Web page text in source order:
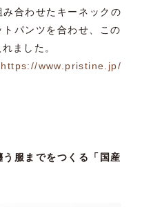
合わせたキーネックの
パンツを合わせ、 この
ました。
https://www.pristine.jp/
服までをつくる「 国産